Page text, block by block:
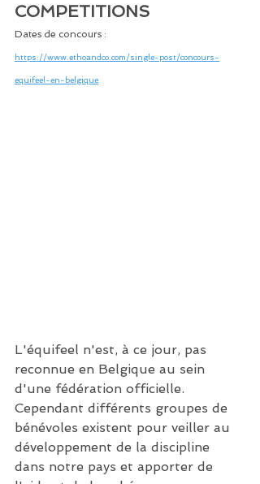
COMPETITIONS
Dates de concours :
https://www.ethoandco.com/single-post/concours-
equifeel-en-belgique
L'équifeel n'est, à ce jour, pas
reconnue en Belgique au sein
d'une fédération officielle.
Cependant différents groupes de
bénévoles existent pour veiller au
développement de la discipline
dans notre pays et apporter de